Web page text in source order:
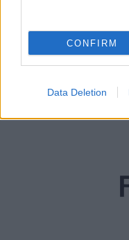
CONFIRM
Data Deletion
Financial Times:
με τον γιο μου»